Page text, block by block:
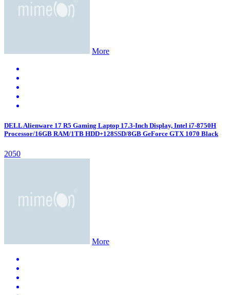
More
DELL Alienware 17 R5 Gaming Laptop 17.3-Inch Display, Intel i7-8750H
Processor/16GB RAM/1TB HDD+128SSD/8GB GeForce GTX 1070 Black
2050
More